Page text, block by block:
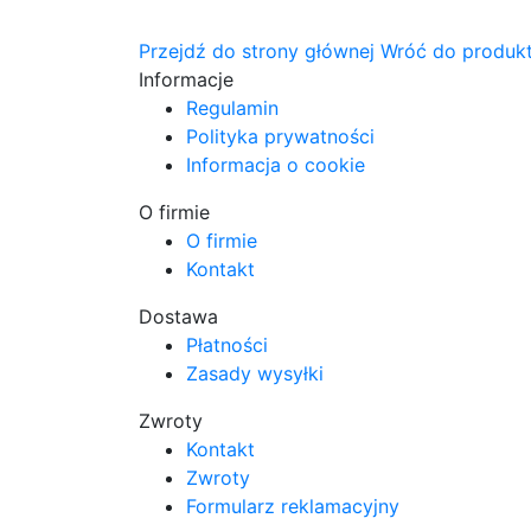
Przejdź do strony głównej Wróć do
Informacje
Regulamin
Polityka prywatności
Informacja o cookie
O firmie
O firmie
Kontakt
Dostawa
Płatności
Zasady wysyłki
Zwroty
Kontakt
Zwroty
Formularz reklamacyjny